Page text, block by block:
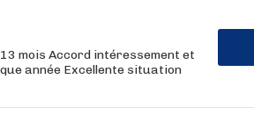
mois Accord intéressement et
année Excellente situation